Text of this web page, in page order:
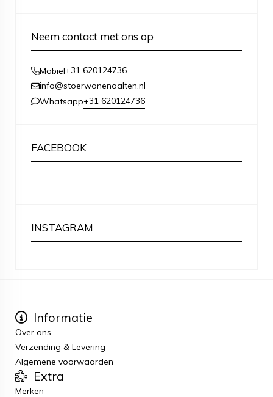
Neem contact met ons op
Mobiel+31 620124736
info@stoerwonenaalten.nl
Whatsapp+31 620124736
FACEBOOK
INSTAGRAM
Informatie
Over ons
Verzending & Levering
Algemene voorwaarden
Extra
Merken